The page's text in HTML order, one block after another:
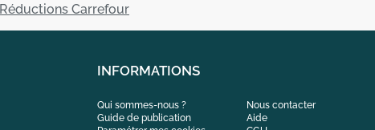
Réductions Carrefour
INFORMATIONS
Qui sommes-nous ?
Nous contacter
Guide de publication
Aide